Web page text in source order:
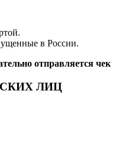
в России.
отправляется чек
ЛИЦ